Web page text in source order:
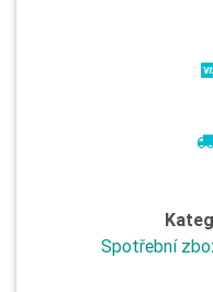
Spotřební